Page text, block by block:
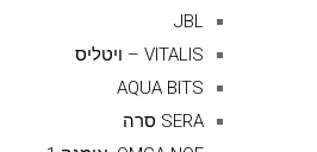
JBL
VITALIS – ויטליס
AQUA BITS
SERA סרה